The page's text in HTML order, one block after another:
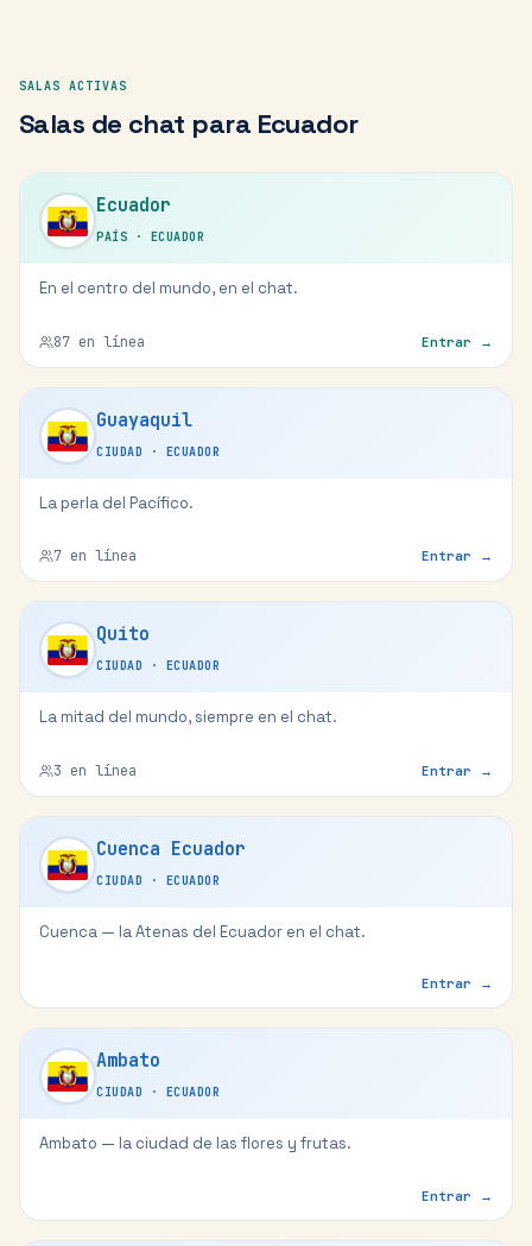
SALAS ACTIVAS
Salas de chat para Ecuador
Ecuador
PAÍS · ECUADOR
En el centro del mundo, en el chat.
87 en línea Entrar →
Guayaquil
CIUDAD · ECUADOR
La perla del Pacífico.
7 en línea Entrar →
Quito
CIUDAD · ECUADOR
La mitad del mundo, siempre en el chat.
3 en línea Entrar →
Cuenca Ecuador
CIUDAD · ECUADOR
Cuenca — la Atenas del Ecuador en el chat.
Entrar →
Ambato
CIUDAD · ECUADOR
Ambato — la ciudad de las flores y frutas.
Entrar →